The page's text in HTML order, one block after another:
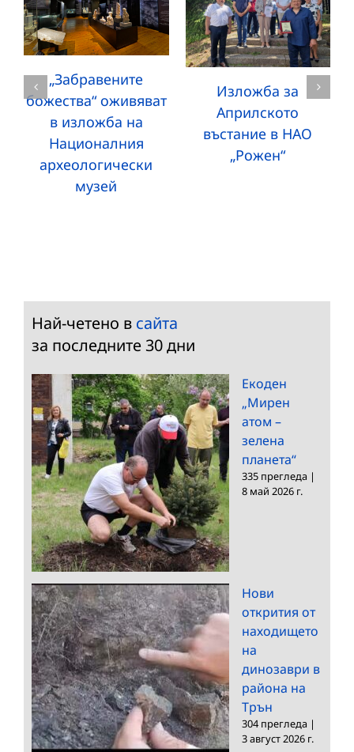
„Забравените
божества“ оживяват
в изложба на
Националния
археологически
музей
Изложба за
Априлското
въстание в НАО
„Рожен“
Най-четено в сайта
за последните 30 дни
Екоден
„Мирен
атом –
зелена
планета“
335 прегледа |
8 май 2026 г.
Нови
открития от
находището
на
динозаври в
района на
Трън
304 прегледа |
3 август 2026 г.